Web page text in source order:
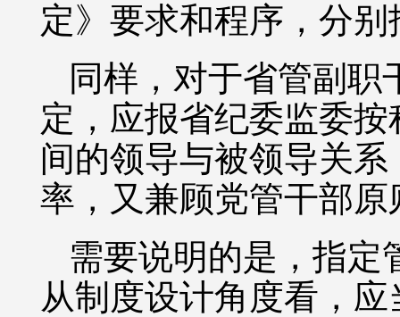
定》要求和程序，分
同样，对于省管副
定，应报省纪委监委
间的领导与被领导关
率，又兼顾党管干部
需要说明的是，指定
从制度设计角度看，